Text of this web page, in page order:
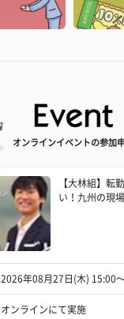
オンラインイベントの参加
【大林組】転
い！九州の現
2026年08月27日(木) 15:00
オンラインにて実施